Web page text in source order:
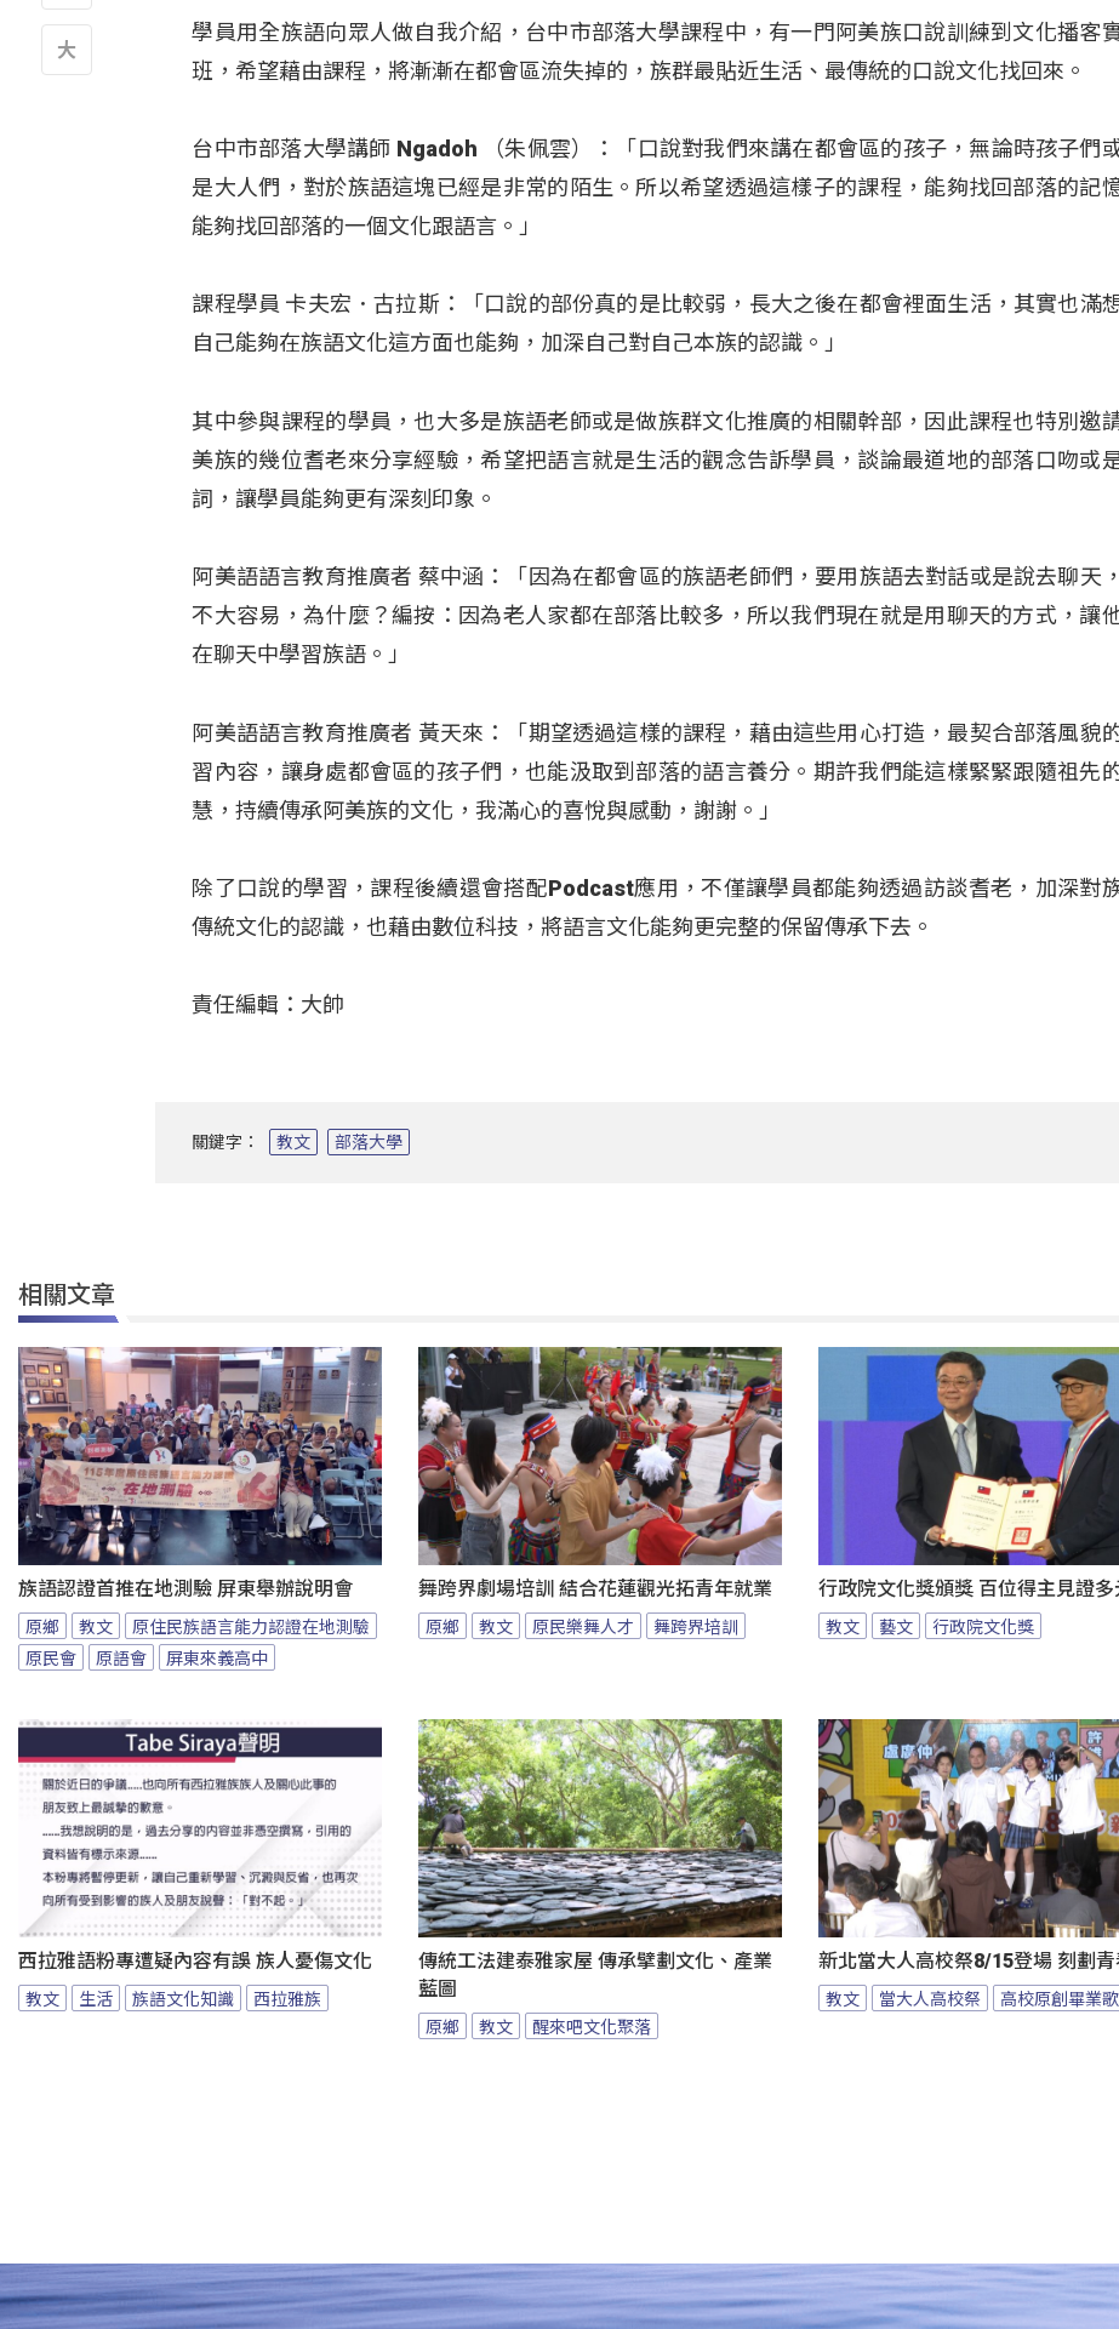
學員用全族語向眾人做自我介紹，台中市部落大學課程中，有一門阿美族口說訓練到文化播客
班，希望藉由課程，將漸漸在都會區流失掉的，族群最貼近生活、最傳統的口說文化找回來。
台中市部落大學講師 Ngadoh （朱佩雲）：「口說對我們來講在都會區的孩子，無論時孩子們
是大人們，對於族語這塊已經是非常的陌生。所以希望透過這樣子的課程，能夠找回部落的記
能夠找回部落的一個文化跟語言。」
課程學員 卡夫宏．古拉斯：「口說的部份真的是比較弱，長大之後在都會裡面生活，其實也滿
自己能夠在族語文化這方面也能夠，加深自己對自己本族的認識。」
其中參與課程的學員，也大多是族語老師或是做族群文化推廣的相關幹部，因此課程也特別邀
美族的幾位耆老來分享經驗，希望把語言就是生活的觀念告訴學員，談論最道地的部落口吻或
詞，讓學員能夠更有深刻印象 。
阿美語語言教育推廣者 蔡中涵：「因為在都會區的族語老師們，要用族語去對話或是說去聊天
不大容易，為什麼？編按：因為老人家都在部落比較多，所以我們現在就是用聊天的方式，讓
在聊天中學習族語。」
阿美語語言教育推廣者 黃天來：「期望透過這樣的課程，藉由這些用心打造，最契合部落風貌
習內容，讓身處都會區的孩子們，也能汲取到部落的語言養分。期許我們能這樣緊緊跟隨祖先
慧，持續傳承阿美族的文化，我滿心的喜悅與感動，謝謝。」
除了口說的學習，課程後續還會搭配Podcast應用，不僅讓學員都能夠透過訪談耆老，加深對
傳統文化的認識，也藉由數位科技，將語言文化能夠更完整的保留傳承下去 。
責任編輯：大帥
關鍵字： 教文 部落大學
相關文章
族語認證首推在地測驗 屏東舉辦說明會
原鄉 教文
原住民族語言能力認證在地測驗
原民會
原語會 屏東來義高中
舞跨界劇場培訓 結合花蓮觀光拓青年就業
原鄉 教文 原民樂舞人才 舞跨界培訓
行政院文化獎頒獎 百位得主見證多
教文 藝文 行政院文化獎
西拉雅語粉專遭疑內容有誤 族人憂傷文化
教文 生活 族語文化知識 西拉雅族
傳統工法建泰雅家屋 傳承擘劃文化、產業
藍圖
原鄉 教文 醒來吧文化聚落
新北當大人高校祭8/15登場 刻劃
教文 當大人高校祭 高校原創畢業歌